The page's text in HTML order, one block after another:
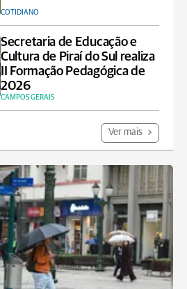
COTIDIANO
Secretaria de Educação e
Cultura de Piraí do Sul realiza
II Formação Pedagógica de
2026
CAMPOS GERAIS
Ver mais